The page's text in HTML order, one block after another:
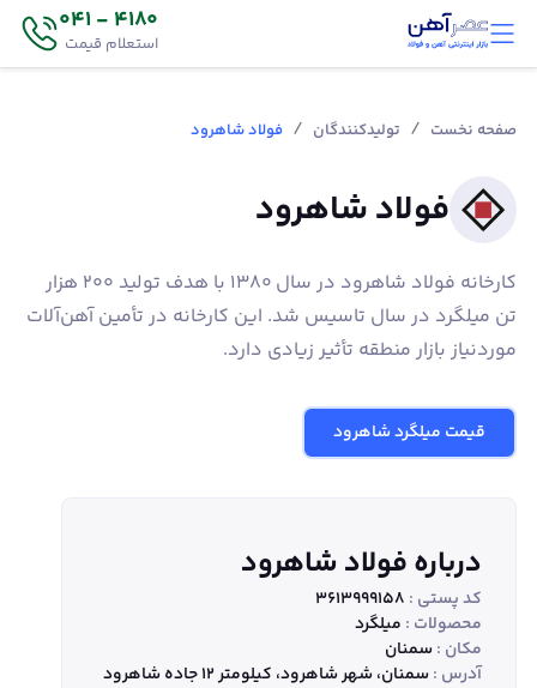
4180 - 041
استعلام قیمت
صفحه نخست / تولیدکنندگان / فولاد شاهرود
فولاد شاهرود
کارخانه فولاد شاهرود در سال 1380 با هدف تولید 200 هزار
تن میلگرد در سال تاسیس شد. این کارخانه در تأمین آهن‌آلات
موردنیاز بازار منطقه تأثیر زیادی دارد.
قیمت میلگرد شاهرود
درباره فولاد شاهرود
کد پستی : 3613999158
محصولات : میلگرد
مکان :سمنان
آدرس :
سمنان، شهر شاهرود، کیلومتر 12 جاده شاهرود